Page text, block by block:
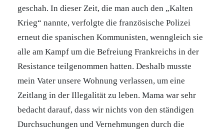
geschah. In dieser Zeit, die man auch den „Kalten
Krieg“ nannte, verfolgte die französische Polizei
erneut die spanischen Kommunisten, wenngleich sie
alle am Kampf um die Befreiung Frankreichs in der
Resistance teilgenommen hatten. Deshalb musste
mein Vater unsere Wohnung verlassen, um eine
Zeitlang in der Illegalität zu leben. Mama war sehr
bedacht darauf, dass wir nichts von den ständigen
Durchsuchungen und Vernehmungen durch die